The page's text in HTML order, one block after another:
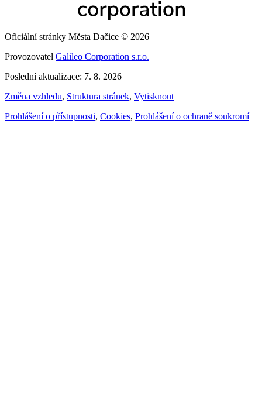
Oficiální stránky Města Dačice © 2026
Provozovatel Galileo Corporation s.r.o.
Poslední aktualizace: 7. 8. 2026
Změna vzhledu, Struktura stránek, Vytisknout
Prohlášení o přístupnosti, Cookies, Prohlášení o ochraně soukromí